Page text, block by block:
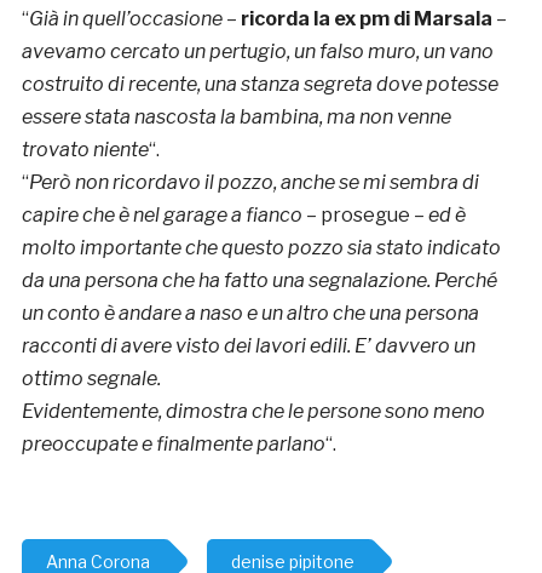
“Già in quell’occasione – ricorda la ex pm di Marsala –
avevamo cercato un pertugio, un falso muro, un vano
costruito di recente, una stanza segreta dove potesse
essere stata nascosta la bambina, ma non venne
trovato niente“.
“Però non ricordavo il pozzo, anche se mi sembra di
capire che è nel garage a fianco – prosegue – ed è
molto importante che questo pozzo sia stato indicato
da una persona che ha fatto una segnalazione. Perché
un conto è andare a naso e un altro che una persona
racconti di avere visto dei lavori edili. E’ davvero un
ottimo segnale.
Evidentemente, dimostra che le persone sono meno
preoccupate e finalmente parlano“.
Anna Corona denise pipitone